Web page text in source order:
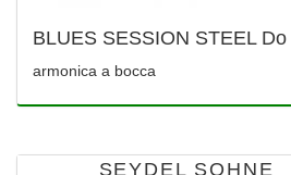
BLUES SESSION STEEL Do
armonica a bocca
SEYDEL SOHNE